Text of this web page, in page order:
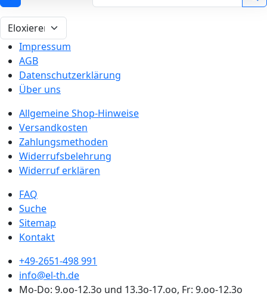
Impressum
AGB
Datenschutzerklärung
Über uns
Allgemeine Shop-Hinweise
Versandkosten
Zahlungsmethoden
Widerrufsbelehrung
Widerruf erklären
FAQ
Suche
Sitemap
Kontakt
+49-2651-498 991
info@el-th.de
Mo-Do: 9.oo-12.3o und 13.3o-17.oo, Fr: 9.oo-12.3o